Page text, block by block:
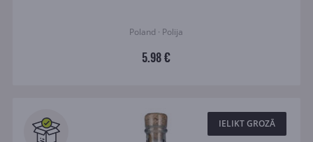
Poland · Polija
5.98 €
IELIKT GROZĀ